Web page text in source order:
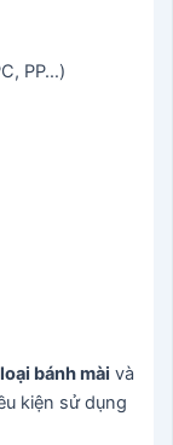
PP…)
loại bánh mài và
kiện sử dụng